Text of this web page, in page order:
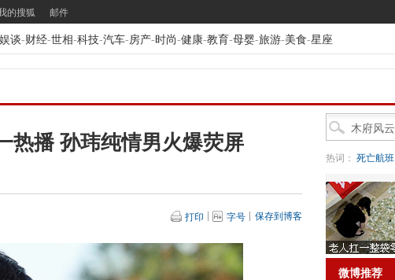
的搜狐 邮件
娱谈-财经-世相-科技-汽车-房产-时尚-健康-教育-母婴-旅游-美食-星座
热播 孙玮纯情男火爆荧屏
打印 字号 保存到博客
热词： 死亡航班
微博推荐